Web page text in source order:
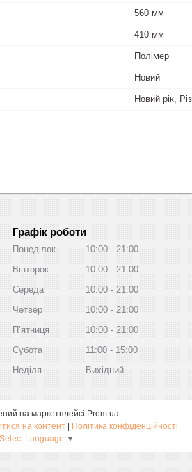
560 мм
410 мм
Полімер
Новий
Новий рік,
Графік роботи
Понеділок 10:00
21:00
Вівторок
10:00
21:00
Середа
10:00
21:00
Четвер
10:00
21:00
Пʼятниця
10:00
21:00
Субота
11:00
15:00
Неділя
Вихідний
на маркетплейсі Prom.ua
на контент | Політика конфіденційності
Select Language ▼